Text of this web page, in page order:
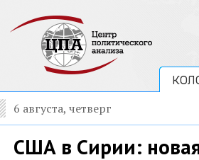
6 августа, четверг
США в Сирии: